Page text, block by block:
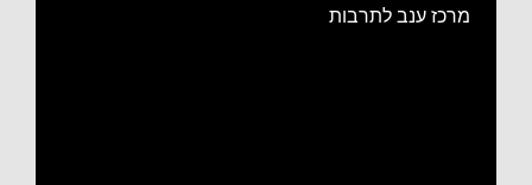
מרכז ענב לתרבות